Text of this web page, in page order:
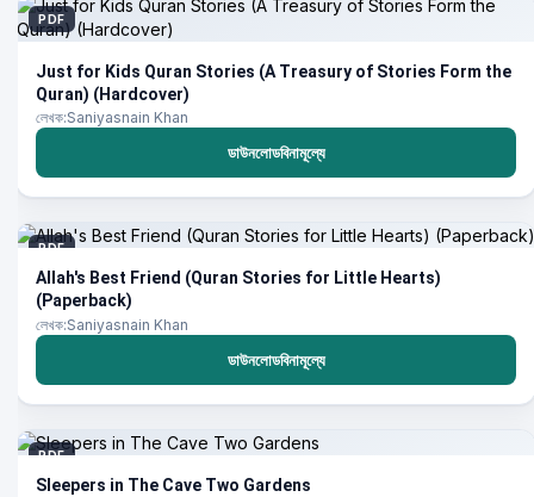
PDF
Just for Kids Quran Stories (A Treasury of Stories Form the
Quran) (Hardcover)
লেখক:Saniyasnain Khan
ডাউনলোডবিনামূল্যে
PDF
Allah's Best Friend (Quran Stories for Little Hearts)
(Paperback)
লেখক:Saniyasnain Khan
ডাউনলোডবিনামূল্যে
PDF
Sleepers in The Cave Two Gardens